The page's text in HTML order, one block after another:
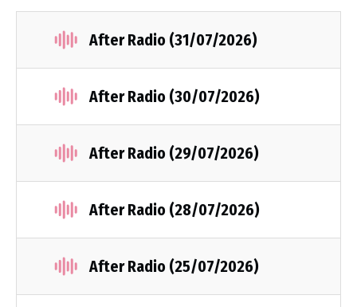
After Radio (31/07/2026)
After Radio (30/07/2026)
After Radio (29/07/2026)
After Radio (28/07/2026)
After Radio (25/07/2026)